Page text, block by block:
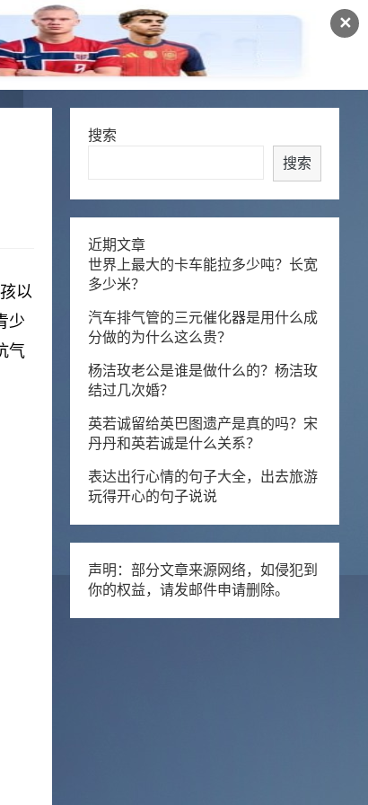
✕
以
少
气
搜索
搜索
近期文章
世界上最大的卡车能拉多少吨？长宽
多少米？
汽车排气管的三元催化器是用什么成
分做的为什么这么贵？
杨洁玫老公是谁是做什么的？杨洁玫
结过几次婚？
英若诚留给英巴图遗产是真的吗？宋
丹丹和英若诚是什么关系？
表达出行心情的句子大全，出去旅游
玩得开心的句子说说
声明：部分文章来源网络，如侵犯到
你的权益，请发邮件申请删除。